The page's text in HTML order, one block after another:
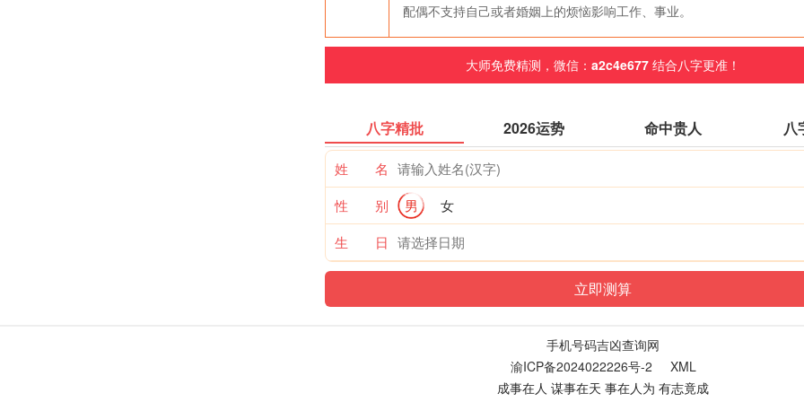
配偶不支持自己或者婚姻上的烦恼影响工作、事业。
大师免费精测，微信： a2c4e677 结合八字更准！
八字精批 2026运势 命中贵人 八
姓 名
性 别
男
女
生 日
手机号码吉凶查询网
渝ICP备2024022226号-2
XML
成事在人 谋事在天 事在人为 有志竟成